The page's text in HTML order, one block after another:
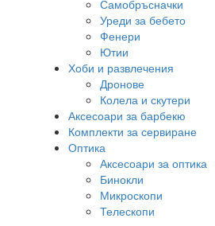
Самобръсначки
Уреди за бебето
Фенери
Ютии
Хоби и развлечения
Дронове
Колела и скутери
Аксесоари за барбекю
Комплекти за сервиране
Оптика
Аксесоари за оптика
Бинокли
Микроскопи
Телескопи